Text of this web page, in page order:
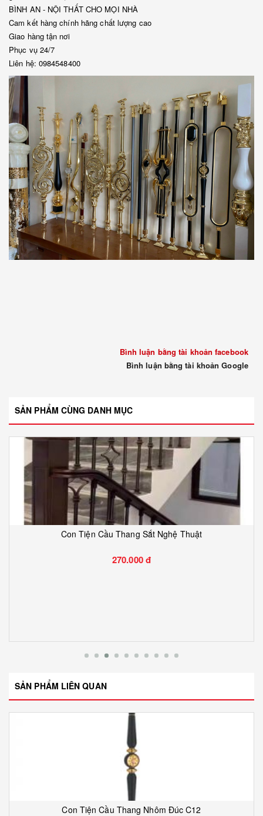
BÌNH AN - NỘI THẤT CHO MỌI NHÀ
Cam kết hàng chính hãng chất lượng cao
Giao hàng tận nơi
Phục vụ 24/7
Liên hệ: 0984548400
Bình luận bằng tài khoản facebook
Bình luận bằng tài khoản Google
SẢN PHẨM CÙNG DANH MỤC
Con Tiện Cầu Thang Sắt Nghệ Thuật
270.000 đ
SẢN PHẨM LIÊN QUAN
Con Tiện Cầu Thang Nhôm Đúc C12